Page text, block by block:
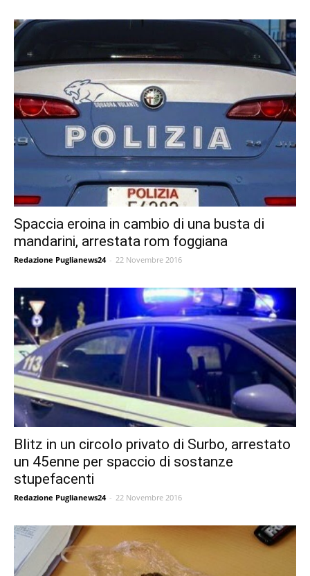
Spaccia eroina in cambio di una busta di
mandarini, arrestata rom foggiana
Redazione Puglianews24 - 22 Novembre 2016
Blitz in un circolo privato di Surbo, arrestato
un 45enne per spaccio di sostanze
stupefacenti
Redazione Puglianews24 - 22 Novembre 2016